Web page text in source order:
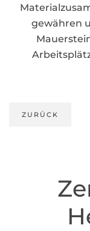
gewähren
ZURÜCK